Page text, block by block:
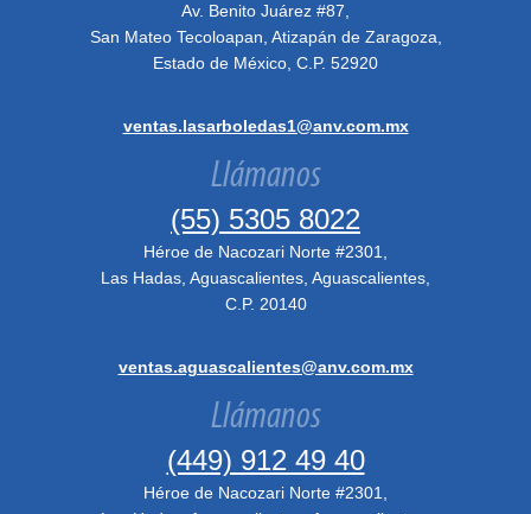
Av. Benito Juárez #87,
San Mateo Tecoloapan, Atizapán de Zaragoza,
Estado de México, C.P. 52920
ventas.lasarboledas1@anv.com.mx
Llámanos
(55) 5305 8022
Héroe de Nacozari Norte #2301,
Las Hadas, Aguascalientes, Aguascalientes,
C.P. 20140
ventas.aguascalientes@anv.com.mx
Llámanos
(449) 912 49 40
Héroe de Nacozari Norte #2301,